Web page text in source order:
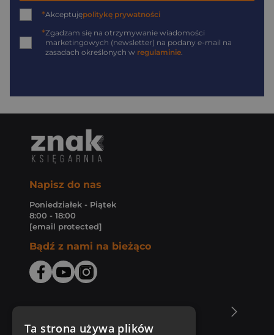
*Akceptujępolitykę prywatności
*Zgadzam się na otrzymywanie wiadomości
marketingowych (newsletter) na podany e-mail na
zasadach określonych w regulaminie
Napisz do nas
Poniedziałek - Piątek
8:00 - 18:00
[email protected]
Bądź z nami na bieżąco
Ta strona używa plików